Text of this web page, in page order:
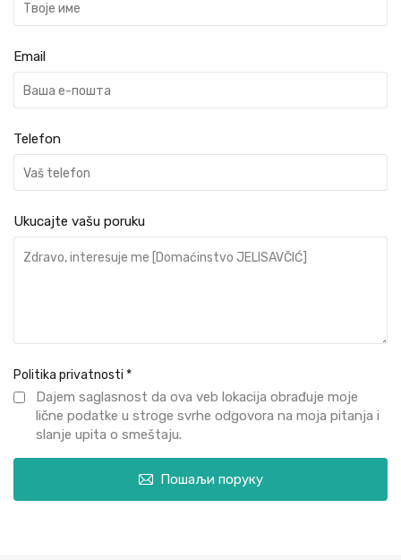
Email
Telefon
Ukucajte vašu poruku
Politika privatnosti *
Dajem saglasnost da ova veb lokacija obrađuje moje
lične podatke u stroge svrhe odgovora na moja pitanja i
slanje upita o smeštaju.
Пошаљи поруку